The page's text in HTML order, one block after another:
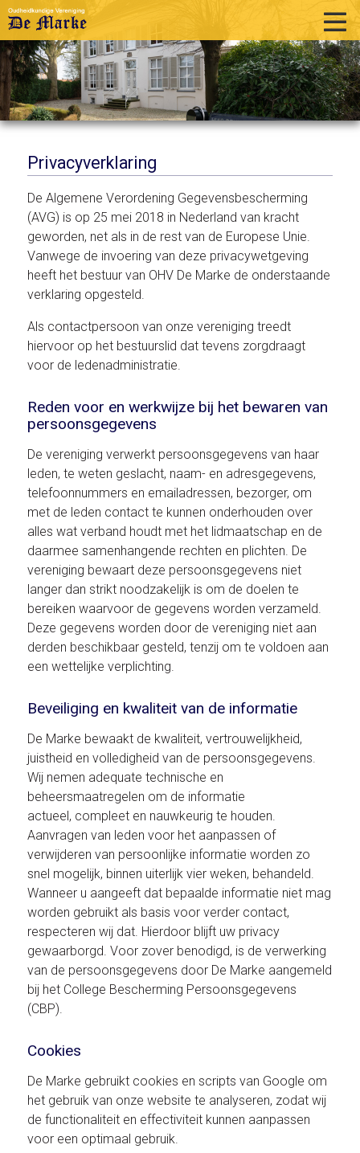
home
historie
activiteiten
contact
Privacyverklaring
De Algemene Verordening Gegevensbescherming
(AVG) is op 25 mei 2018 in Nederland van kracht
geworden, net als in de rest van de Europese Unie.
Vanwege de invoering van deze privacywetgeving
heeft het bestuur van OHV De Marke de onderstaande
verklaring opgesteld.
Als contactpersoon van onze vereniging treedt
hiervoor op het bestuurslid dat tevens zorgdraagt
voor de ledenadministratie.
Reden voor en werkwijze bij het bewaren van
persoonsgegevens
De vereniging verwerkt persoonsgegevens van haar
leden, te weten geslacht, naam- en adresgegevens,
telefoonnummers en emailadressen, bezorger, om
met de leden contact te kunnen onderhouden over
alles wat verband houdt met het lidmaatschap en de
daarmee samenhangende rechten en plichten. De
vereniging bewaart deze persoonsgegevens niet
langer dan strikt noodzakelijk is om de doelen te
bereiken waarvoor de gegevens worden verzameld.
Deze gegevens worden door de vereniging niet aan
derden beschikbaar gesteld, tenzij om te voldoen aan
een wettelijke verplichting.
Beveiliging en kwaliteit van de informatie
De Marke bewaakt de kwaliteit, vertrouwelijkheid,
juistheid en volledigheid van de persoonsgegevens.
Wij nemen adequate technische en
beheersmaatregelen om de informatie
actueel, compleet en nauwkeurig te houden.
Aanvragen van leden voor het aanpassen of
verwijderen van persoonlijke informatie worden zo
snel mogelijk, binnen uiterlijk vier weken, behandeld.
Wanneer u aangeeft dat bepaalde informatie niet mag
worden gebruikt als basis voor verder contact,
respecteren wij dat. Hierdoor blijft uw privacy
gewaarborgd. Voor zover benodigd, is de verwerking
van de persoonsgegevens door De Marke aangemeld
bij het College Bescherming Persoonsgegevens
(CBP).
Cookies
De Marke gebruikt cookies en scripts van Google om
het gebruik van onze website te analyseren, zodat wij
de functionaliteit en effectiviteit kunnen aanpassen
voor een optimaal gebruik.